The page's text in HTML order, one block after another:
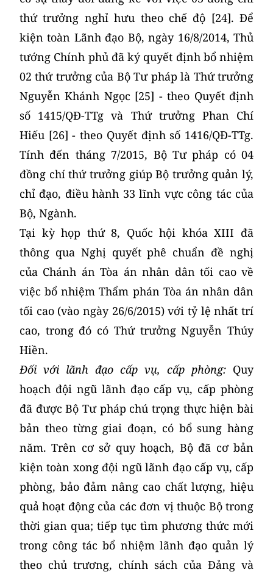
thứ trưởng nghỉ hưu theo chế độ [24]. Để
kiện toàn Lãnh đạo Bộ, ngày 16/8/2014, Thủ
tướng Chính phủ đã ký quyết định bổ nhiệm
02 thứ trưởng của Bộ Tư pháp là Thứ trưởng
Nguyễn Khánh Ngọc [25] - theo Quyết định
số 1415/QĐ-TTg và Thứ trưởng Phan Chí
Hiếu [26] - theo Quyết định số 1416/QĐ-TTg.
Tính đến tháng 7/2015, Bộ Tư pháp có 04
đồng chí thứ trưởng giúp Bộ trưởng quản lý,
chỉ đạo, điều hành 33 lĩnh vực công tác của
Bộ, Ngành.
Tại kỳ họp thứ 8, Quốc hội khóa XIII đã
thông qua Nghị quyết phê chuẩn đề nghị
của Chánh án Tòa án nhân dân tối cao về
việc bổ nhiệm Thẩm phán Tòa án nhân dân
tối cao (vào ngày 26/6/2015) với tỷ lệ nhất trí
cao, trong đó có Thứ trưởng Nguyễn Thúy
Hiền.
Đối với lãnh đạo cấp vụ, cấp phòng: Quy
hoạch đội ngũ lãnh đạo cấp vụ, cấp phòng
đã được Bộ Tư pháp chú trọng thực hiện bài
bản theo từng giai đoạn, có bổ sung hàng
năm. Trên cơ sở quy hoạch, Bộ đã cơ bản
kiện toàn xong đội ngũ lãnh đạo cấp vụ, cấp
phòng, bảo đảm nâng cao chất lượng, hiệu
quả hoạt động của các đơn vị thuộc Bộ trong
thời gian qua; tiếp tục tìm phương thức mới
trong công tác bổ nhiệm lãnh đạo quản lý
theo chủ trương, chính sách của Đảng và